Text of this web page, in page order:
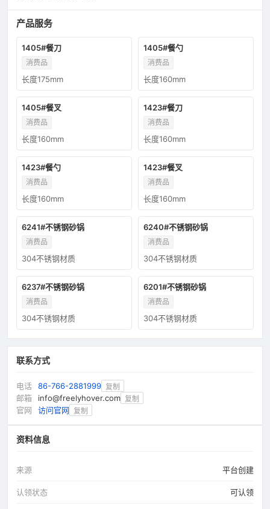
产品服务
1405#餐刀
消费品
长度175mm
1405#餐勺
消费品
长度160mm
1405#餐叉
消费品
长度160mm
1423#餐刀
消费品
长度160mm
1423#餐勺
消费品
长度160mm
1423#餐叉
消费品
长度160mm
6241#不锈钢砂锅
消费品
304不锈钢材质
6240#不锈钢砂锅
消费品
304不锈钢材质
6237#不锈钢砂锅
消费品
304不锈钢材质
6201#不锈钢砂锅
消费品
304不锈钢材质
联系方式
电话 86-766-2881999 复制
邮箱 info@freelyhover.com 复制
官网 访问官网 复制
资料信息
来源 平台创建
认领状态 可认领